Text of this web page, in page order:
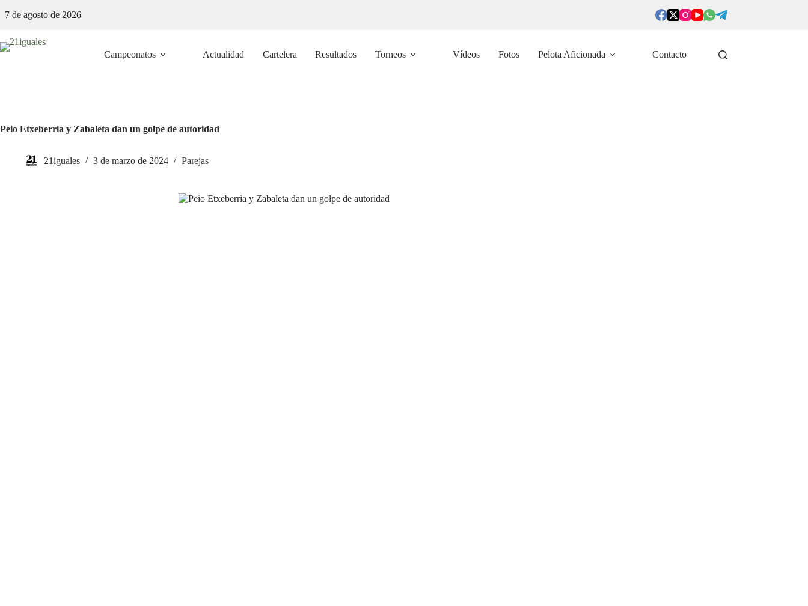
al7 de agosto de 2026
Campeonatos Actualidad Cartelera Resultados Torneos Vídeos Fotos Pelota Aficionada Contacto
Peio Etxeberria y Zabaleta dan un golpe de autoridad
21iguales 3 de marzo de 2024 Parejas